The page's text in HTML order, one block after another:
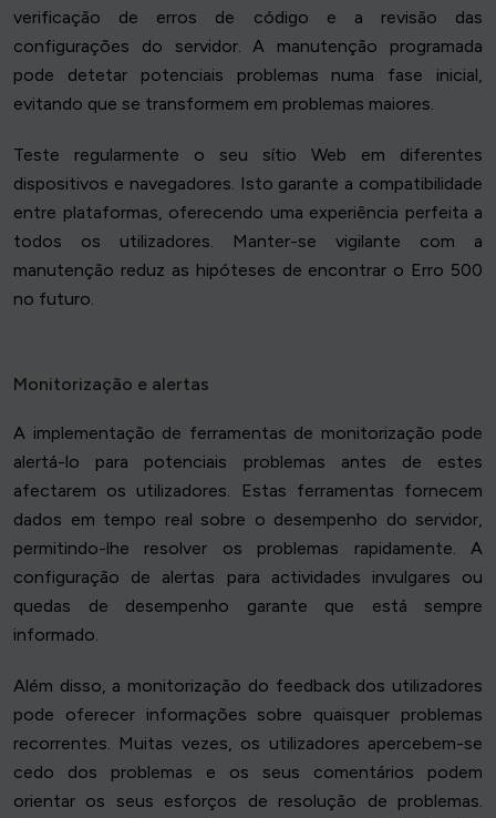
verificação de erros de código e a revisão das
configurações do servidor. A manutenção programada
pode detetar potenciais problemas numa fase inicial,
evitando que se transformem em problemas maiores.
Teste regularmente o seu sítio Web em diferentes
dispositivos e navegadores. Isto garante a compatibilidade
entre plataformas, oferecendo uma experiência perfeita a
todos os utilizadores. Manter-se vigilante com a
manutenção reduz as hipóteses de encontrar o Erro 500
no futuro.
Monitorização e alertas
A implementação de ferramentas de monitorização pode
alertá-lo para potenciais problemas antes de estes
afectarem os utilizadores. Estas ferramentas fornecem
dados em tempo real sobre o desempenho do servidor,
permitindo-lhe resolver os problemas rapidamente. A
configuração de alertas para actividades invulgares ou
quedas de desempenho garante que está sempre
informado.
Além disso, a monitorização do feedback dos utilizadores
pode oferecer informações sobre quaisquer problemas
recorrentes. Muitas vezes, os utilizadores apercebem-se
cedo dos problemas e os seus comentários podem
orientar os seus esforços de resolução de problemas.